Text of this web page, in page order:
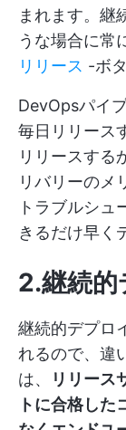
まれます。継
うな場合に常
リリース -ボ
DevOpsパイ
毎日リリース
リリースする
リバリーのメ
トラブルシュ
きるだけ早く
2.継続的
継続的デプロ
れるので、違
は、
リリース
トに合格した